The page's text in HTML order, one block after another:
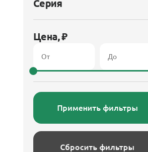
Серия
Цена, ₽
Применить фильтры
Сбросить фильтры